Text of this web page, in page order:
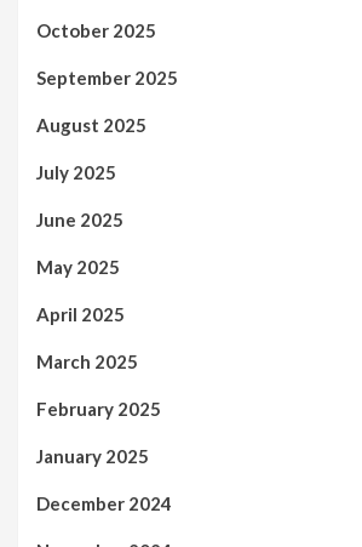
October 2025
September 2025
August 2025
July 2025
June 2025
May 2025
April 2025
March 2025
February 2025
January 2025
December 2024